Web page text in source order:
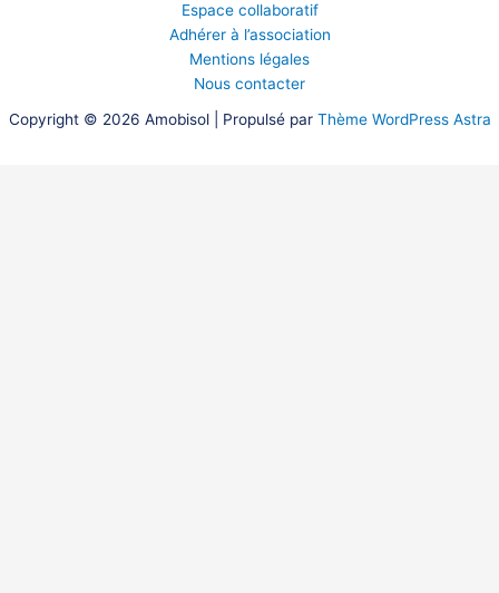
Espace collaboratif
Adhérer à l’association
Mentions légales
Nous contacter
Copyright © 2026 Amobisol | Propulsé par Thème WordPress Astra